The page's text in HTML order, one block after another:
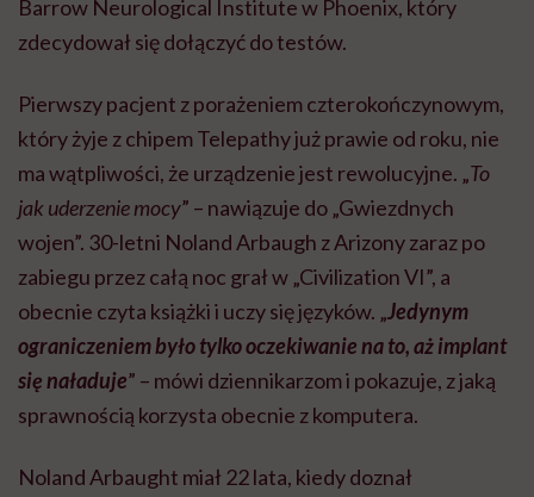
Barrow Neurological Institute w Phoenix, który
zdecydował się dołączyć do testów.
Pierwszy pacjent z porażeniem czterokończynowym,
który żyje z chipem Telepathy już prawie od roku, nie
ma wątpliwości, że urządzenie jest rewolucyjne. „To
jak uderzenie mocy” – nawiązuje do „Gwiezdnych
wojen”. 30-letni Noland Arbaugh z Arizony zaraz po
zabiegu przez całą noc grał w „Civilization VI”, a
obecnie czyta książki i uczy się języków. „Jedynym
ograniczeniem było tylko oczekiwanie na to, aż implant
się naładuje” – mówi dziennikarzom i pokazuje, z jaką
sprawnością korzysta obecnie z komputera.
Noland Arbaught miał 22 lata, kiedy doznał